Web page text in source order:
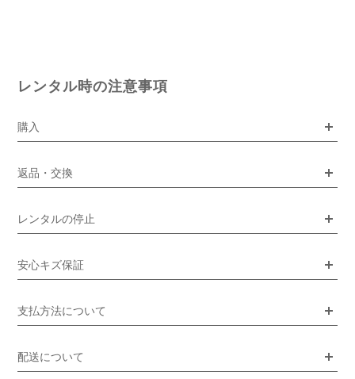
レンタル時の注意事項
購入
返品・交換
レンタルの停止
安心キズ保証
支払方法について
配送について